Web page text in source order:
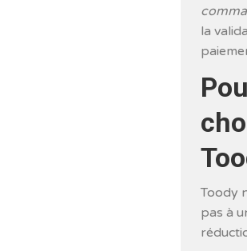
la
Toody
pas à